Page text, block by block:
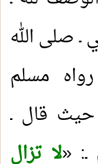
ـ صلى الله
مسلم
حيث قال ـ
ـ: «لا تزال